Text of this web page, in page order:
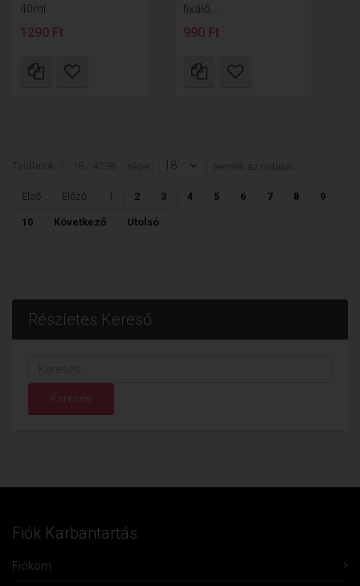
40ml
1290 Ft
fixáló...
990 Ft
Találatok: 1 - 18 / 4298 nézet: 18 termék az oldalon
Első Előző 1 2 3 4 5 6 7 8 9
10 Következő Utolsó
Részletes Kereső
Keresés
Fiók Karbantartás
Fiókom